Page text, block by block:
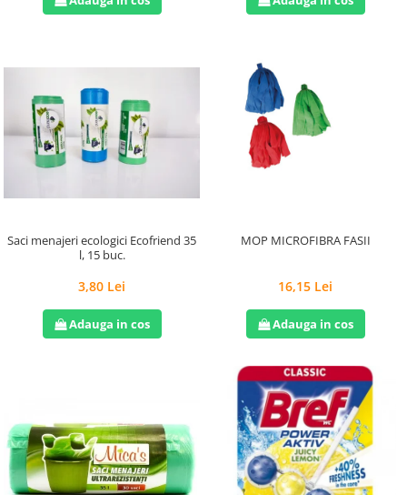
Saci menajeri ecologici Ecofriend 35
l, 15 buc.
3,80 Lei
Adauga in cos
MOP MICROFIBRA FASII
16,15 Lei
Adauga in cos